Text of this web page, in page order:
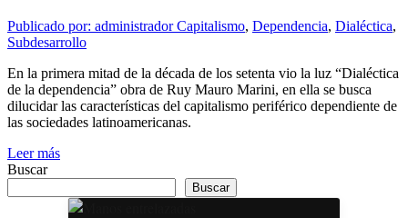
Publicado por: administradorCapitalismo, Dependencia, Dialéctica,
Subdesarrollo
En la primera mitad de la década de los setenta vio la luz “Dialéctica
de la dependencia” obra de Ruy Mauro Marini, en ella se busca
dilucidar las características del capitalismo periférico dependiente de
las sociedades latinoamericanas.
Leer más
Buscar
Buscar